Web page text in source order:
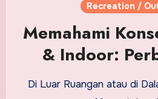
Recreation /
Memahami
& Indoor:
Di Luar Ruangan atau di Dalam? Sebuah Pilihan